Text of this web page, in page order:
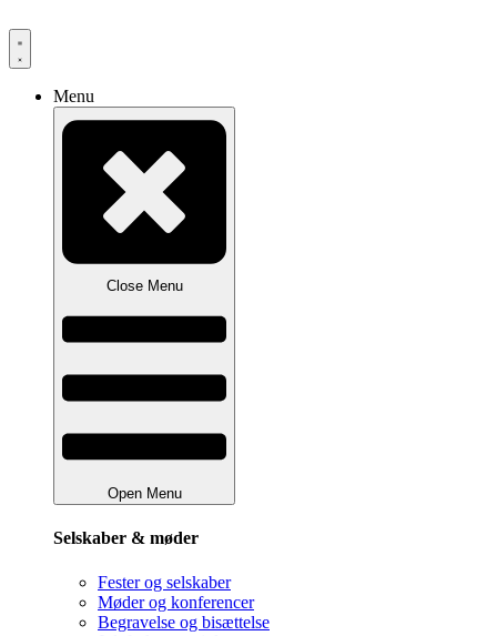
til
indhold
Menu
Close Menu
Open Menu
Selskaber & møder
Fester og selskaber
Møder og konferencer
Begravelse og bisættelse